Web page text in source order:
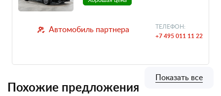
Автомобиль партнера ТЕЛЕФОН:
+7 495 011 11 22
Похожие предложения
Показать все